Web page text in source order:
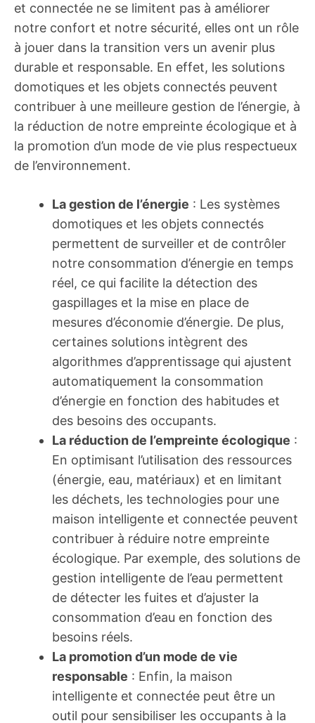
et connectée ne se limitent pas à améliorer
notre confort et notre sécurité, elles ont un rôle
à jouer dans la transition vers un avenir plus
durable et responsable. En effet, les solutions
domotiques et les objets connectés peuvent
contribuer à une meilleure gestion de l’énergie, à
la réduction de notre empreinte écologique et à
la promotion d’un mode de vie plus respectueux
de l’environnement.
La gestion de l’énergie : Les systèmes
domotiques et les objets connectés
permettent de surveiller et de contrôler
notre consommation d’énergie en temps
réel, ce qui facilite la détection des
gaspillages et la mise en place de
mesures d’économie d’énergie. De plus,
certaines solutions intègrent des
algorithmes d’apprentissage qui ajustent
automatiquement la consommation
d’énergie en fonction des habitudes et
des besoins des occupants.
La réduction de l’empreinte écologique :
En optimisant l’utilisation des ressources
(énergie, eau, matériaux) et en limitant
les déchets, les technologies pour une
maison intelligente et connectée peuvent
contribuer à réduire notre empreinte
écologique. Par exemple, des solutions de
gestion intelligente de l’eau permettent
de détecter les fuites et d’ajuster la
consommation d’eau en fonction des
besoins réels.
La promotion d’un mode de vie
responsable : Enfin, la maison
intelligente et connectée peut être un
outil pour sensibiliser les occupants à la